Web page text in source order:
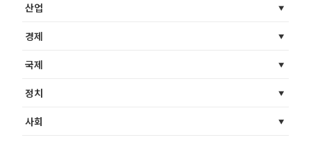
산업
경제
국제
정치
사회